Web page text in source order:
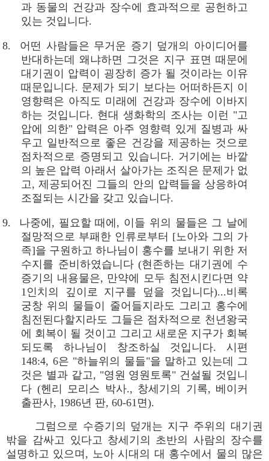
과 동물의 건강과 장수에 효과적으로 공헌하고
있는 것입니다.
8. 어떤 사람들은 무거운 증기 덮개의 아이디어를
반대하는데 왜냐하면 그것은 지구 표면 때문에
대기권이 압력이 굉장히 증가 될 것이라는 이유
때문입니다. 문제가 되기 보다는 어떠하든지 이
영향력은 아직도 미래에 건강과 장수에 이바지
하는 것입니다. 현대 생화학의 조사는 이런 "고
압에 의한" 압력은 아주 영향력 있게 질병과 싸
우고 일반적으로 좋은 건강을 제공하는 것으로
점차적으로 증명되고 있습니다. 거기에는 바깥
의 높은 압력 아래서 살아가는 조직은 문제가 없
고, 제공되어진 그들의 안의 압력들을 상응하여
조절되는 시간을 갖고 있습니다.
9. 나중에, 필요할 때에, 이들 위의 물들은 그 날에
절망적으로 부패한 인류로부터 [노아와 그의 가
족]을 구원하고 하나님이 홍수를 보내기 위한 저
수지를 준비하였습니다 (현존하는 대기권에 수
증기의 내용물은, 만약에 모두 침전시킨다면 약
1인치의 깊이로 지구를 덮을 것입니다)...비록
궁창 위의 물들이 줄어들지라도 그리고 홍수에
침전된다할지라도 그들은 점차적으로 천년왕국
에 회복이 될 것이고 그리고 새로운 지구가 회복
되도록 하나님이 창조하실 것입니다. 시편
148:4, 6은 "하늘위의 물들"을 말하고 있는데 그
것은 별과 같고, "영원 영원토록" 건설될 것입니
다 (헨리 모리스 박사., 창세기의 기록, 베이커
출판사, 1986년 판, 60-61면).
그럼으로 수증기의 덮개는 지구 주위의 대기권
밖을 감싸고 있다고 창세기의 초반의 사람의 장수를
설명하고 있으며, 노아 시대의 대 홍수에서 물의 많은